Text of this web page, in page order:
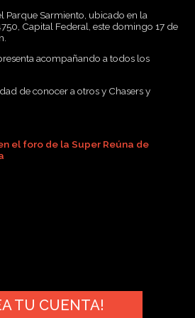
Parque Sarmiento, ubicado en la
Capital Federal, este domingo 17 de
acompañando a todos los
de conocer a otros y Chasers y
el foro de la Super Reúna de
TU CUENTA!